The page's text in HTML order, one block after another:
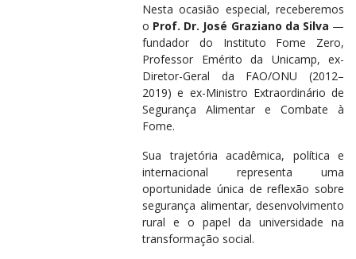
Nesta ocasião especial, receberemos
o Prof. Dr. José Graziano da Silva —
fundador do Instituto Fome Zero,
Professor Emérito da Unicamp, ex-
Diretor-Geral da FAO/ONU (2012–
2019) e ex-Ministro Extraordinário de
Segurança Alimentar e Combate à
Fome.
Sua trajetória acadêmica, política e
internacional representa uma
oportunidade única de reflexão sobre
segurança alimentar, desenvolvimento
rural e o papel da universidade na
transformação social.